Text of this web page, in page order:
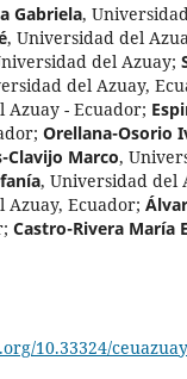
Gabriela,
, Universidad del
del Azuay;
del Azuay,
Azuay - Ecuador;
; Orellana-Osorio
Clavijo Marco,
, Universidad del
Azuay, Ecuador;
; Castro-Rivera María
10.33324/